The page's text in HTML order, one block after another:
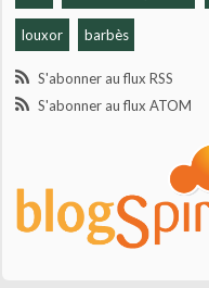
louxor barbès
S'abonner au flux RSS
S'abonner au flux ATOM